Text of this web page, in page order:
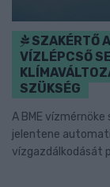
SZAKÉRTŐ
VÍZLÉPCSŐ
SZÜKSÉG
A BME
jelentene
vízgazdálkodását